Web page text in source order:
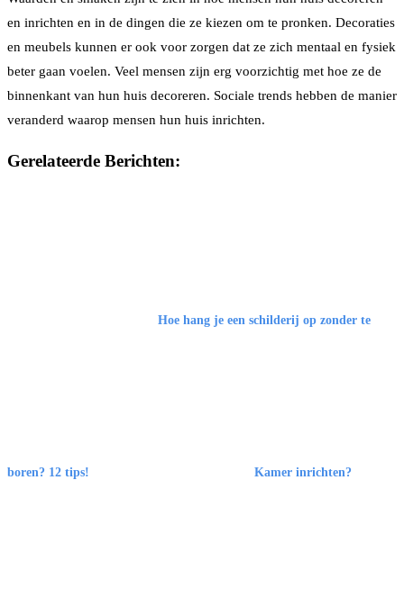
en inrichten en in de dingen die ze kiezen om te pronken. Decoraties
en meubels kunnen er ook voor zorgen dat ze zich mentaal en fysiek
beter gaan voelen. Veel mensen zijn erg voorzichtig met hoe ze de
binnenkant van hun huis decoreren. Sociale trends hebben de manier
veranderd waarop mensen hun huis inrichten.
Gerelateerde Berichten:
Hoe hang je een schilderij op zonder te
boren? 12 tips! Kamer inrichten?